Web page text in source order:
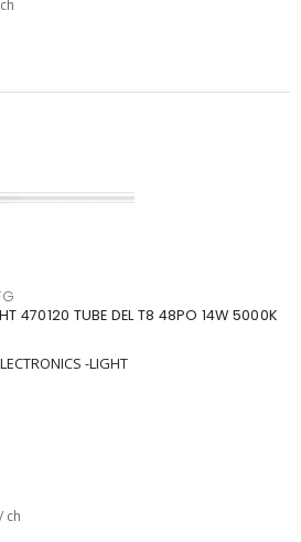
ch
470120 TUBE DEL T8 48PO 14W 5000K
-LIGHT
/ ch